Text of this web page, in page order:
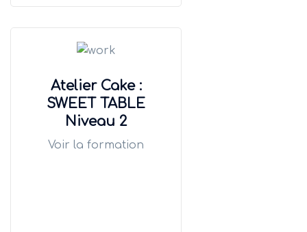
Atelier Cake :
SWEET TABLE
Niveau 2
Voir la formation